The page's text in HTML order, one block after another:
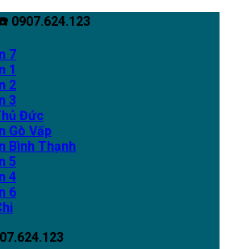
0907.624.123
7
1
2
3
Đức
Gò Vấp
Bình Thạnh
5
4
6